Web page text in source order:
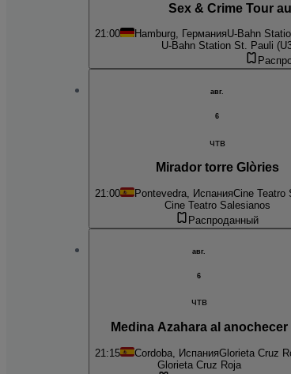
Sex & Crime Tour
21:00 Hamburg, ГерманияU-Bahn
U-Bahn Station St. Pauli
авг.
6
чтв
Mirador torre Glòries
21:00 Pontevedra, ИспанияCine Teatro
Cine Teatro Salesianos
Распроданный
авг.
6
чтв
Medina Azahara al anochecer
21:15 Cordoba, ИспанияGlorieta Cruz
Glorieta Cruz Roja